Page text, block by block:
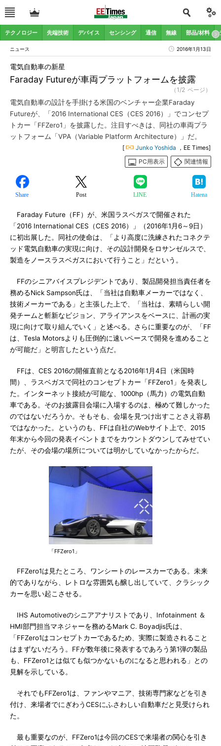
テクノロジー 先端技術 デバイス センシング 通信 無線 部品/材料
ニュース 2016年1月13日
Faraday Futureが車両プラットフォームを披露
電気自動車の新星
（1/2 ページ）
電気自動車の設計を手掛ける米国のベンチャー企業Faraday
Futureが、「2016 International CES（CES 2016）」でコンセプ
トカー「FFZero1」を披露した。注目すべきは、同社の車両プラ
ットフォーム「VPA（Variable Platform Architecture）」だ。
[ Junko Yoshida ，EE Times]
PC用表示
関連情報
Share Post LINE Hatena
Faraday Future（FF）が、米国ラスベガスで開催された
「2016 International CES（CES 2016）」（2016年1月6～9日）
に初出展した。同社の使命は、「より高度に洗練されたコネクテ
ッド電気自動車の実現に向け、その設計開発をロサンゼルスで、
製造をノースラスベガスにおいて行うこと」だという。
FFのシニアバイスプレジデントであり、製品開発担当責任者を
務めるNick Sampson氏は、「当社は自動車メーカーではなく、
技術メーカーである」と主張した上で、「当社は、素晴らしい開
発チームと斬新なビジョン、アライアンスをベースに、計画の実
現に向けて取り組んでいく」と述べる。さらに重要なのが、「FF
は、Tesla Motorsよりも圧倒的に速いペースで開発を進めること
が可能だ」と明言したという点だ。
FFは、CES 2016の開催直前となる2016年1月4日（米国時
間）、ラスベガスで同社のコンセプトカー「FFZero1」を発表し
た。インターネット接続が可能な、1000hp（馬力）の電気自動
車である。そのお披露目会場に入場するのは、極めて難しかった
のではないだろうか。そもそも、会場を見つけ出すことさえ容易
ではなかった。というのも、FFは自社のWebサイト上で、2015
年末から今回の発表イベントまでをカウントダウンしてみせてい
たが、その会場の場所については明かしていなかったからだ。
「FFZero1」
FFZero1は見たところ、ワンシートのレースカーである。未来
的でありながら、レトロな雰囲気も醸し出していて、クラシック
カーを思い起こさせる。
IHS Automotiveのシニアアナリストであり、Infotainment ＆
HMI部門担当マネジャーを務めるMark C. Boyadjis氏は、
「FFZero1はコンセプトカーであるため、実際に製造されること
はまずないだろう。FFが数年後に発表するであろう第1弾の製品
も、FFZero1とは似ても似つかないものになると思われる」との
見解を示している。
それでもFFZero1は、ファンやマニア、技術専門家などを引き
付け、来場者でにぎわうCESにふさわしい自動車だと見受けられ
た。
最も重要なのが、FFZero1は今回のCESで来場者の関心を引き